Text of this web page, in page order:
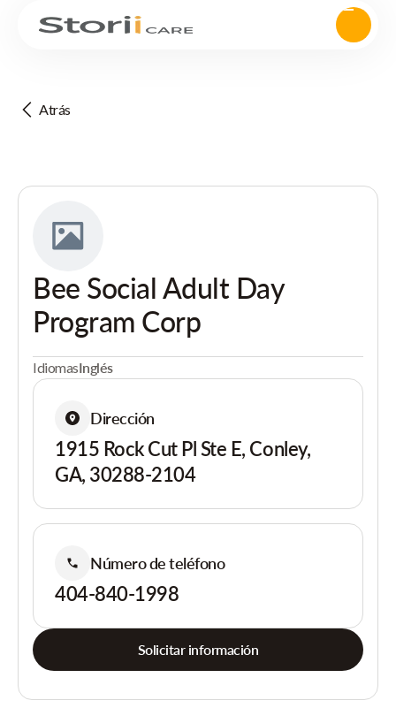
Atrás
Bee Social Adult Day
Program Corp
IdiomasInglés
Dirección
1915 Rock Cut Pl Ste E, Conley,
GA, 30288-2104
Número de teléfono
404-840-1998
Solicitar información